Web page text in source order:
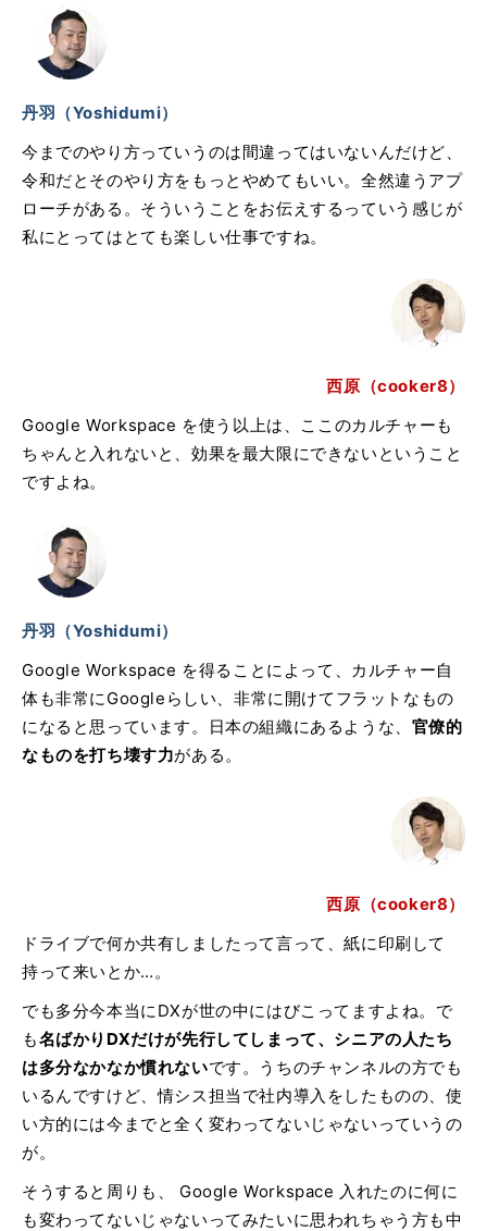
丹羽（Yoshidumi）
今までのやり方っていうのは間違ってはいないんだけど、
令和だとそのやり方をもっとやめてもいい。全然違うアプ
ローチがある。そういうことをお伝えするっていう感じが
私にとってはとても楽しい仕事ですね。
西原（cooker8）
Google Workspace を使う以上は、ここのカルチャーも
ちゃんと入れないと、効果を最大限にできないということ
ですよね。
丹羽（Yoshidumi）
Google Workspace を得ることによって、カルチャー自
体も非常にGoogleらしい、非常に開けてフラットなもの
になると思っています。日本の組織にあるような、 官僚的
なものを打ち壊す力がある。
西原（cooker8）
ドライブで何か共有しましたって言って、紙に印刷して
持って来いとか…。
でも多分今本当にDXが世の中にはびこってますよね。で
も名ばかりDXだけが先行してしまって、シニアの人たち
は多分なかなか慣れないです。うちのチャンネルの方でも
いるんですけど、情シス担当で社内導入をしたものの、使
い方的には今までと全く変わってないじゃないっていうの
が。
そうすると周りも、 Google Workspace 入れたのに何に
も変わってないじゃないってみたいに思われちゃう方も中